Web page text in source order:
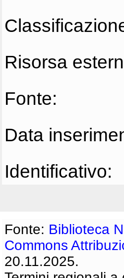
Risorsa
Fonte:
Data
Identificativo:
Fonte: Biblioteca
Commons
20.11.2025.